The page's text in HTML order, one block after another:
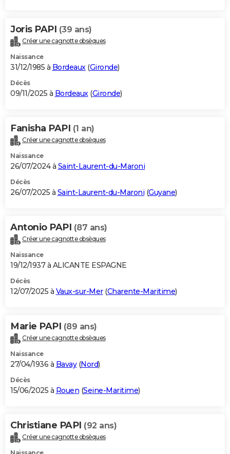
Joris PAPI (39 ans)
Créer une cagnotte obsèques
Naissance
31/12/1985 à Bordeaux(Gironde)
Décès
09/11/2025 à Bordeaux(Gironde)
Fanisha PAPI (1 an)
Créer une cagnotte obsèques
Naissance
26/07/2024 à Saint-Laurent-du-Maroni
Décès
26/07/2025 à Saint-Laurent-du-Maroni (Guyane)
Antonio PAPI (87 ans)
Créer une cagnotte obsèques
Naissance
19/12/1937 à ALICANTE ESPAGNE
Décès
12/07/2025 à Vaux-sur-Mer(Charente-Maritime)
Marie PAPI (89 ans)
Créer une cagnotte obsèques
Naissance
27/04/1936 à Bavay(Nord)
Décès
15/06/2025 à Rouen (Seine-Maritime)
Christiane PAPI (92 ans)
Créer une cagnotte obsèques